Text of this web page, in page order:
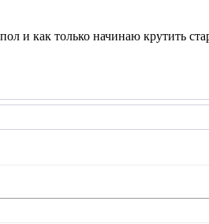
и как только начинаю крутить